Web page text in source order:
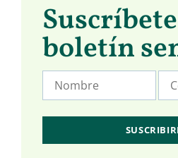
boletín